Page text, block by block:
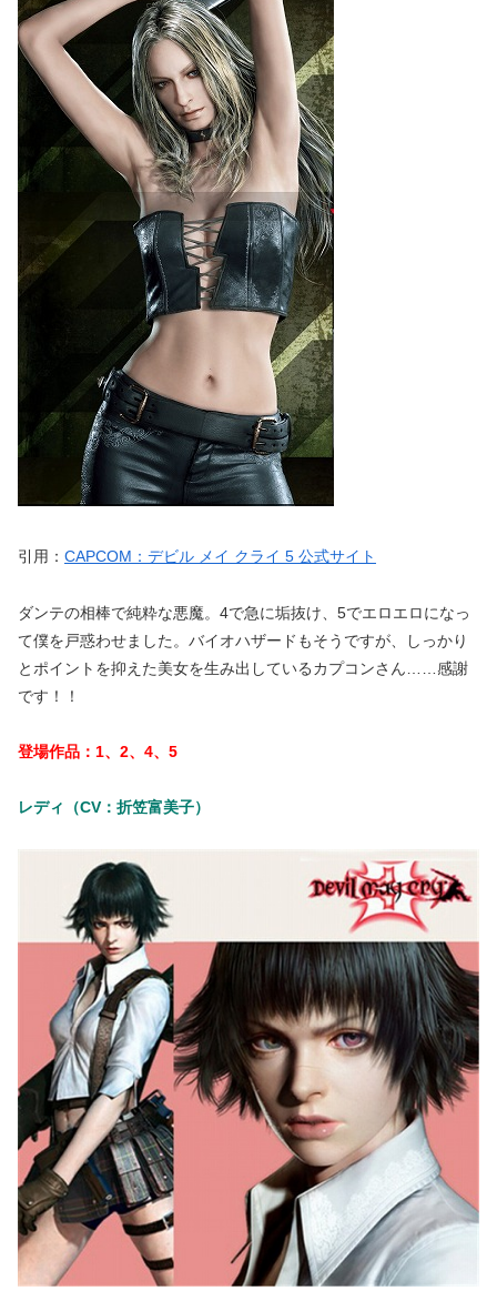
引用： CAPCOM：デビル メイ クライ 5 公式サイト
ダンテの相棒で純粋な悪魔。4で急に垢抜け、5でエロエロになっ
て僕を戸惑わせました。バイオハザードもそうですが、しっかり
とポイントを抑えた美女を生み出しているカプコンさん……感謝
です！！
登場作品：1、2、4、5
レディ（CV：折笠富美子）